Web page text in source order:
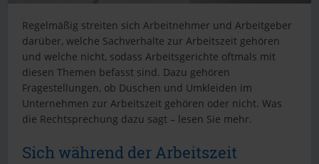
Regelmäßig streiten sich Arbeitnehmer und Arbeitgeber
darüber, welche Sachverhalte zur Arbeitszeit gehören
und welche nicht, sodass Arbeitsgerichte oftmals mit
diesen Themen befasst sind. Dazu gehören
Fragestellungen, ob Duschen und Umkleiden im
Unternehmen zur Arbeitszeit gehören oder nicht. Was
die Rechtsprechung dazu sagt – lesen Sie mehr.
Sich während der Arbeitszeit